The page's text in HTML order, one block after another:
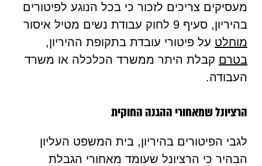
מעסיקים צריכים לזכור כי בכל הנוגע לפיטורים
בהיריון, סעיף 9 לחוק עבודת נשים מטיל איסור
מוחלט על פיטורי עובדת בתקופת ההיריון,
בטרם קבלת היתר ממשרד הכלכלה או משרד
העבודה.
הרציונל שמאחורי ההגנה החוקית
לגבי הפיטורים בהיריון, בית המשפט העליון
הבהיר כי הרציונל שעומד מאחורי הגבלת